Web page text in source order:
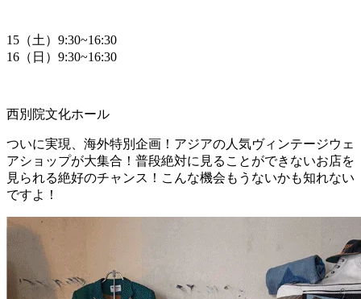
15（土）9:30~16:30
16（日）9:30~16:30
西別院文化ホール
ついに実現、海外特別企画！アジアの人気ヴィンテージウェ
アショップが大集合！普段絶対に見ることができないお店を
見られる絶好のチャンス！こんな機会もうないかも知れない
ですよ！